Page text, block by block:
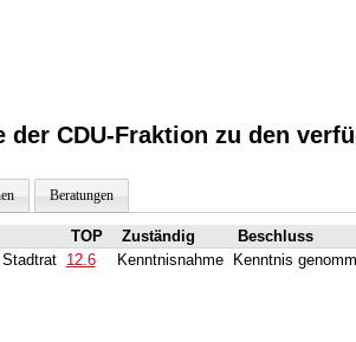
der CDU-Fraktion zu den
Beratungen
TOP Zuständig Beschluss
12.6 Kenntnisnahme Kenntnis